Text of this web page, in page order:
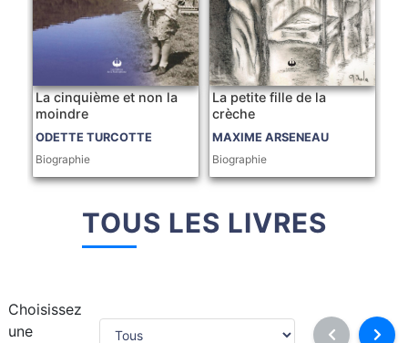
La cinquième et non la
moindre
ODETTE TURCOTTE
Biographie
La petite fille de la
crèche
MAXIME ARSENEAU
Biographie
TOUS LES LIVRES
Choisissez
une